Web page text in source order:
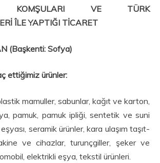
KOMŞULARI VE TÜRK
ÎLE YAPTIĞI TİCARET
(Başkenti: Sofya)
ettiğimiz ürünler:
mamuller, sabunlar, kağıt ve karton,
pamuk, pamuk ipliği, sentetik ve suni
seramik ürünler, kara ulaşım taşıt­
ve cihazlar, turunçgiller, şeker ve
elektrik­li eşya, tekstil ürünleri.